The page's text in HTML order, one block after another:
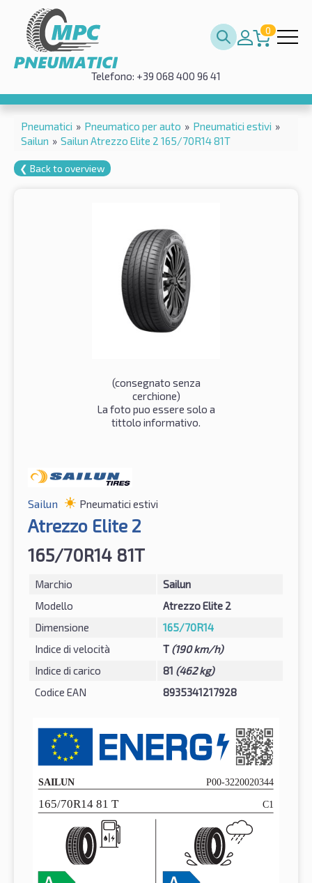
0
Telefono: +39 068 400 96 41
Pneumatici » Pneumatico per auto » Pneumatici estivi »
Sailun » Sailun Atrezzo Elite 2 165/70R14 81T
❮ Back to overview
(consegnato senza
cerchione)
La foto puo essere solo a
tittolo informativo.
Sailun Pneumatici estivi
Atrezzo Elite 2
165/70R14 81T
Marchio
Sailun
Modello
Atrezzo Elite 2
Dimensione
165/70R14
Indice di velocità
T (190 km/h)
Indice di carico
81 (462 kg)
Codice EAN
8935341217928